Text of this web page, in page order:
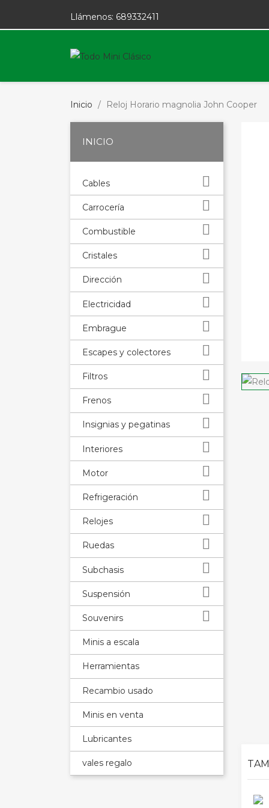
Llámenos: 689332411
Inicio Reloj Horario magnolia John Cooper
INICIO
Cables 
Carrocería 
Combustible 
Cristales 
Dirección 
Electricidad 
Embrague 
Escapes y colectores 
Filtros 
Frenos 
Insignias y pegatinas 
Interiores 
Motor 
Refrigeración 
Relojes 
Ruedas 
Subchasis 
Suspensión 
Souvenirs 
Minis a escala
Herramientas
Recambio usado
Minis en venta
Lubricantes
vales regalo